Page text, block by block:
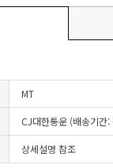
MT
CJ대한통운 (배송기간
상세설명 참조